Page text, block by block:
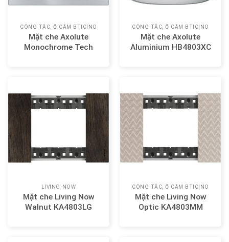
CÔNG TẮC, Ổ CẮM BTICINO
Mặt che Axolute
Monochrome Tech
CÔNG TẮC, Ổ CẮM BTICINO
Mặt che Axolute
Aluminium HB4803XC
LIVING NOW
Mặt che Living Now
Walnut KA4803LG
CÔNG TẮC, Ổ CẮM BTICINO
Mặt che Living Now
Optic KA4803MM